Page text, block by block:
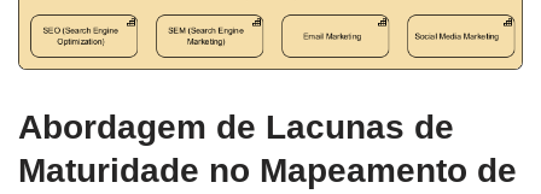
Abordagem de Lacunas de
Maturidade no Mapeamento de